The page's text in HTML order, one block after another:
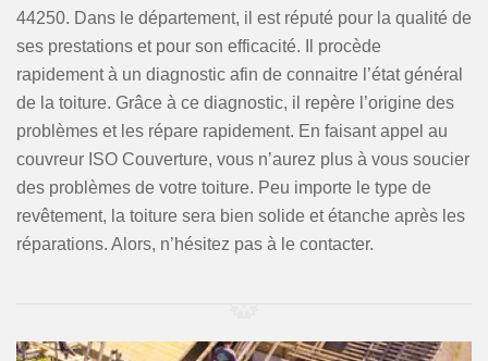
44250. Dans le département, il est réputé pour la qualité de
ses prestations et pour son efficacité. Il procède
rapidement à un diagnostic afin de connaitre l’état général
de la toiture. Grâce à ce diagnostic, il repère l’origine des
problèmes et les répare rapidement. En faisant appel au
couvreur ISO Couverture, vous n’aurez plus à vous soucier
des problèmes de votre toiture. Peu importe le type de
revêtement, la toiture sera bien solide et étanche après les
réparations. Alors, n’hésitez pas à le contacter.